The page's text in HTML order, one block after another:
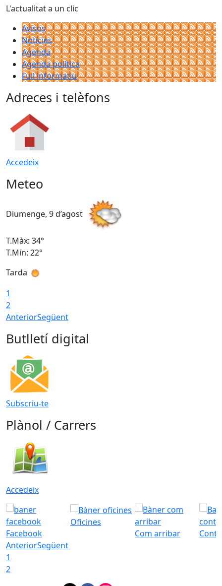
L'actualitat a un clic
Avisos
Notícies
Agenda
Agenda política
Full informatiu
Adreces i telèfons
Accedeix
Meteo
Diumenge, 9 d’agost
T.Màx: 34°
T.Min: 22°
Tarda
1
2
AnteriorSegüent
Butlletí digital
Subscriu-te
Plànol / Carrers
Accedeix
Facebook
Oficines
Com arribar
AnteriorSegüent
1
2